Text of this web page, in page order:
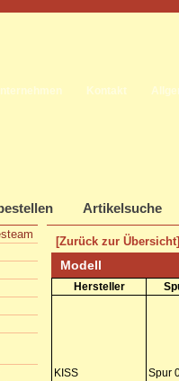
Kontakt
Artikelsuche
[Zurück zur Übersicht]
Modell
Hersteller
KISS Spur